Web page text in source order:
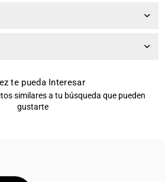
te pueda Interesar
similares a tu búsqueda que pueden
gustarte